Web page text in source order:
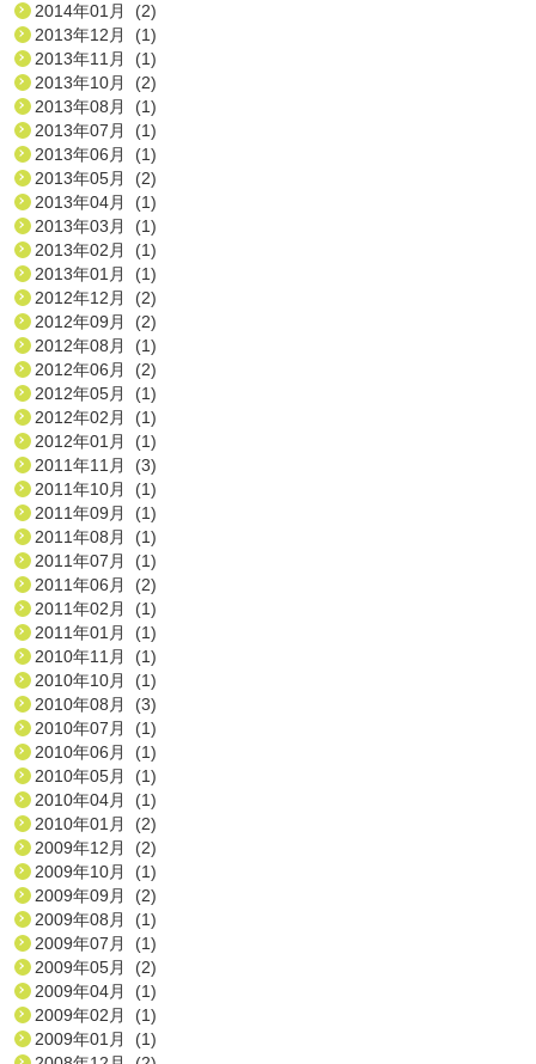
2014年01月 (2)
2013年12月 (1)
2013年11月 (1)
2013年10月 (2)
2013年08月 (1)
2013年07月 (1)
2013年06月 (1)
2013年05月 (2)
2013年04月 (1)
2013年03月 (1)
2013年02月 (1)
2013年01月 (1)
2012年12月 (2)
2012年09月 (2)
2012年08月 (1)
2012年06月 (2)
2012年05月 (1)
2012年02月 (1)
2012年01月 (1)
2011年11月 (3)
2011年10月 (1)
2011年09月 (1)
2011年08月 (1)
2011年07月 (1)
2011年06月 (2)
2011年02月 (1)
2011年01月 (1)
2010年11月 (1)
2010年10月 (1)
2010年08月 (3)
2010年07月 (1)
2010年06月 (1)
2010年05月 (1)
2010年04月 (1)
2010年01月 (2)
2009年12月 (2)
2009年10月 (1)
2009年09月 (2)
2009年08月 (1)
2009年07月 (1)
2009年05月 (2)
2009年04月 (1)
2009年02月 (1)
2009年01月 (1)